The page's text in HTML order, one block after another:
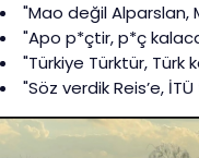
"Mao değil Alparslan,
"Apo p*çtir, p*ç
"Türkiye Türktür, Türk
"Söz verdik Reis’e,